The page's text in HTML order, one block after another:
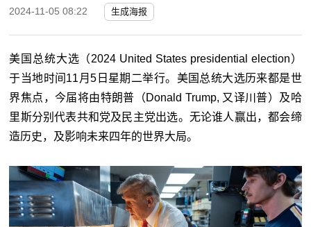
2024-11-05 08:22 生成海报
美国总统大选（2024 United States presidential election）
于当地时间11月5日星期二举行。美国总统大选历来都是世
界焦点，今届将由特朗普（Donald Trump, 又译川普）及哈
里斯分别代表共和党及民主党出选。无论谁人赢出，都会缔
造历史，及影响未来四年的世界大局。